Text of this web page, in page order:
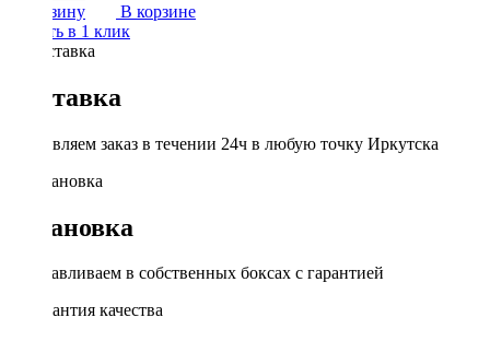
В корзину
В корзине
Купить в 1 клик
Доставка
Доставляем заказ в течении 24ч в любую точку Иркутска
Установка
Устанавливаем в собственных боксах с гарантией